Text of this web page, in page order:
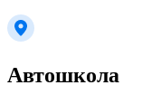
Автошкола